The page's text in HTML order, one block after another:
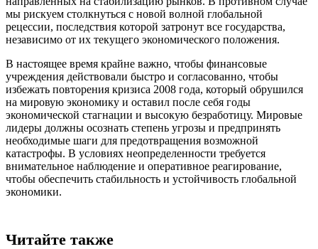
мы рискуем столкнуться с новой волной глобальной
рецессии, последствия которой затронут все государства,
независимо от их текущего экономического положения.
В настоящее время крайне важно, чтобы финансовые
учреждения действовали быстро и согласованно, чтобы
избежать повторения кризиса 2008 года, который обрушился
на мировую экономику и оставил после себя годы
экономической стагнации и высокую безработицу. Мировые
лидеры должны осознать степень угрозы и предпринять
необходимые шаги для предотвращения возможной
катастрофы. В условиях неопределенности требуется
внимательное наблюдение и оперативное реагирование,
чтобы обеспечить стабильность и устойчивость глобальной
экономики.
Читайте также